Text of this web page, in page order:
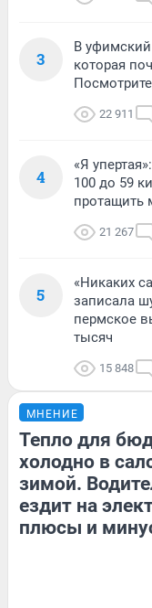
3
В
которая
22 911
4
«Я
100 до 59
протащить
21 267
5
«Никаких
записала
пермское
тысяч
15 848
МНЕНИЕ
Тепло для
холодно в
зимой.
ездит на
плюсы и